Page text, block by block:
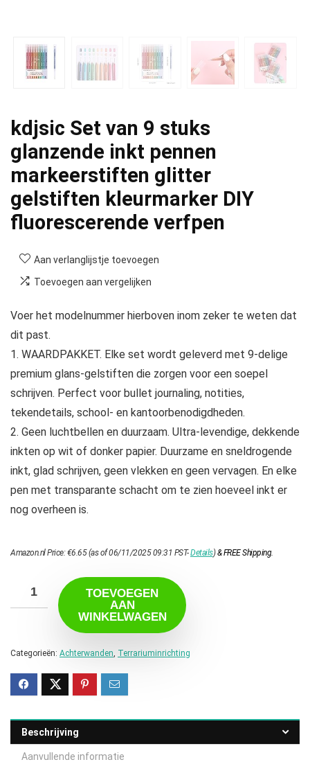
kdjsic Set van 9 stuks
glanzende inkt pennen
markeerstiften glitter
gelstiften kleurmarker DIY
fluorescerende verfpen
Aan verlanglijstje toevoegen
Toevoegen aan vergelijken
Voer het modelnummer hierboven inom zeker te weten dat
dit past.
1. WAARDPAKKET. Elke set wordt geleverd met 9-delige
premium glans-gelstiften die zorgen voor een soepel
schrijven. Perfect voor bullet journaling, notities,
tekendetails, school- en kantoorbenodigdheden.
2. Geen luchtbellen en duurzaam. Ultra-levendige, dekkende
inkten op wit of donker papier. Duurzame en sneldrogende
inkt, glad schrijven, geen vlekken en geen vervagen. En elke
pen met transparante schacht om te zien hoeveel inkt er
nog overheen is.
Amazon.nl Price:€6.65(as of 06/11/2025 09:31 PST-Details)&FREE Shipping.
TOEVOEGEN
AAN
WINKELWAGEN
Categorieën: Achterwanden Terrariuminrichting
Beschrijving
Aanvullende informatie